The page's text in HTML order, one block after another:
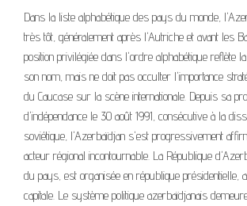
Dans la liste alphabétique des pays du monde,
très tôt, généralement après l'Autriche et avant les
position privilégiée dans l'ordre alphabétique reflète
son nom, mais ne doit pas occulter l'importance
du Caucase sur la scène internationale. Depuis sa
d'indépendance le 30 août 1991, consécutive à la
soviétique, l'Azerbaïdjan s'est progressivement
acteur régional incontournable. La République
du pays, est organisée en république présidentielle,
capitale. Le système politique azerbaïdjanais